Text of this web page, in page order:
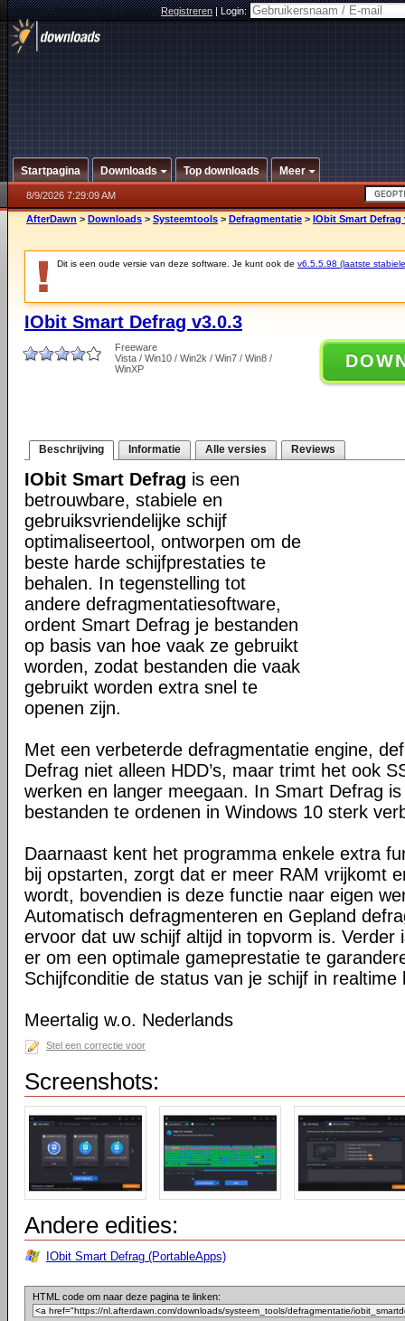
Registreren|Login:
Startpagina Downloads Top downloads Meer
8/9/2026 7:29:09 AM
AfterDawn > Downloads > Systeemtools > Defragmentatie > IObit Smart Defrag
Dit is een oude versie van deze software. Je kunt ook de v6.5.5.98 (laatste
IObit Smart Defrag v3.0.3
Freeware
Vista / Win10 / Win2k / Win7 / Win8 /
WinXP
Beschrijving Informatie Alle versies Reviews
IObit Smart Defrag is een
betrouwbare, stabiele en
gebruiksvriendelijke schijf
optimaliseertool, ontworpen om de
beste harde schijfprestaties te
behalen. In tegenstelling tot
andere defragmentatiesoftware,
ordent Smart Defrag je bestanden
op basis van hoe vaak ze gebruikt
worden, zodat bestanden die vaak
gebruikt worden extra snel te
openen zijn.
Met een verbeterde defragmentatie engine,
Defrag niet alleen HDD’s, maar trimt het ook
werken en langer meegaan. In Smart Defrag
bestanden te ordenen in Windows 10 sterk
Daarnaast kent het programma enkele extra
bij opstarten, zorgt dat er meer RAM vrijkomt
wordt, bovendien is deze functie naar eigen
Automatisch defragmenteren en Gepland
ervoor dat uw schijf altijd in topvorm is. Verder
er om een optimale gameprestatie te
Schijfconditie de status van je schijf in realtime
Meertalig w.o. Nederlands
Stel een correctie voor
Screenshots:
Andere edities:
IObit Smart Defrag (PortableApps)
HTML code om naar deze pagina te linken: